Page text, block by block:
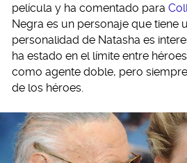
película y ha comentado para
Negra es un personaje que tiene
personalidad de Natasha es
ha estado en el límite entre
como agente doble, pero
de los héroes.